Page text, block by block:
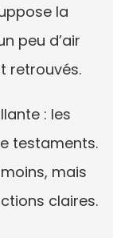
la
peu d’air
retrouvés.
: les
testaments.
mais
claires.